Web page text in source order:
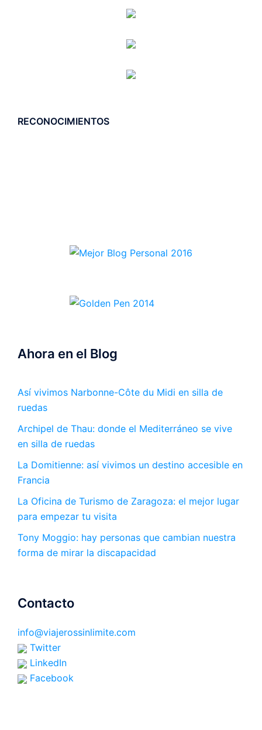
RECONOCIMIENTOS
Ahora en el Blog
Así vivimos Narbonne-Côte du Midi en silla de
ruedas
Archipel de Thau: donde el Mediterráneo se vive
en silla de ruedas
La Domitienne: así vivimos un destino accesible en
Francia
La Oficina de Turismo de Zaragoza: el mejor lugar
para empezar tu visita
Tony Moggio: hay personas que cambian nuestra
forma de mirar la discapacidad
Contacto
info@viajerossinlimite.com
Twitter
LinkedIn
Facebook